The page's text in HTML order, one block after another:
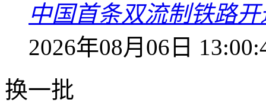
中国首条双流制铁路
2026年08月06日
换一批